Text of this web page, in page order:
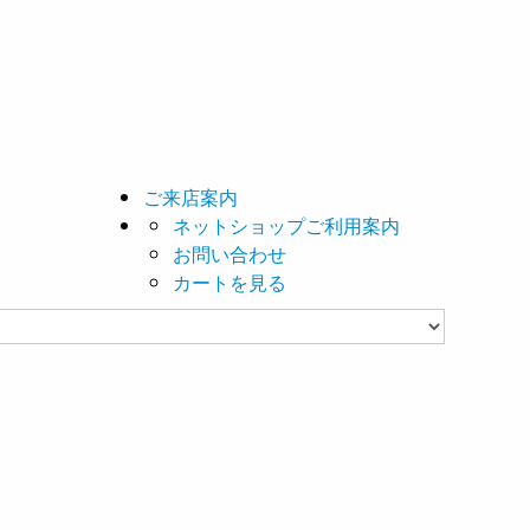
ご来店案内
ネットショップご利用案内
お問い合わせ
カートを見る